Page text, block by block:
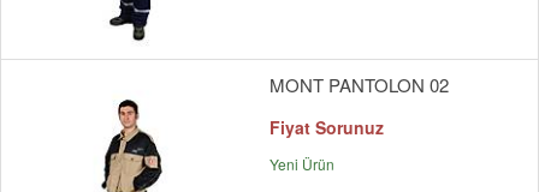
MONT PANTOLON 02
Fiyat Sorunuz
Yeni Ürün